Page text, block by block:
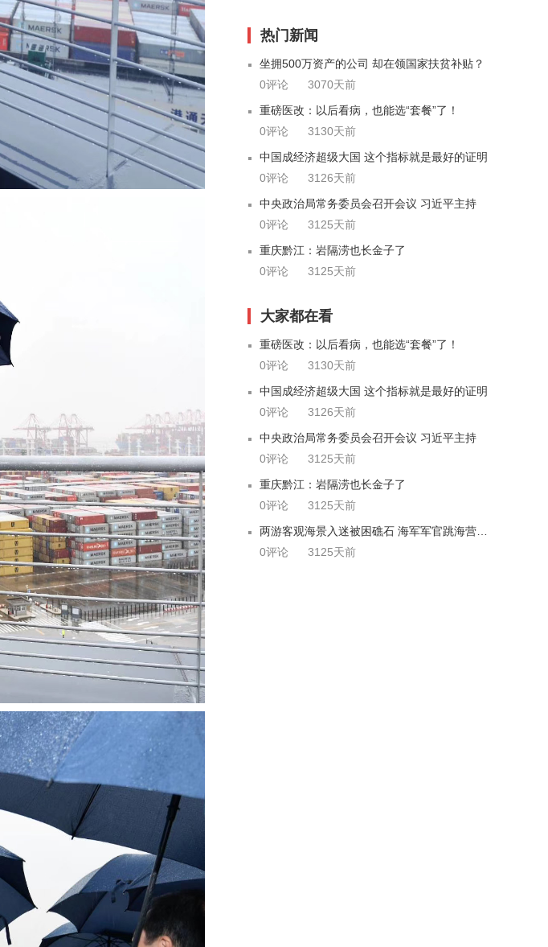
热门新闻
坐拥500万资产的公司 却在领国家扶贫补贴？
0评论
3070天前
重磅医改：以后看病，也能选“套餐”了！
0评论
3130天前
中国成经济超级大国 这个指标就是最好的证明
0评论
3126天前
中央政治局常务委员会召开会议 习近平主持
0评论
3125天前
重庆黔江：岩隔涝也长金子了
0评论
3125天前
大家都在看
重磅医改：以后看病，也能选“套餐”了！
0评论
3130天前
中国成经济超级大国 这个指标就是最好的证明
0评论
3126天前
中央政治局常务委员会召开会议 习近平主持
0评论
3125天前
重庆黔江：岩隔涝也长金子了
0评论
3125天前
0评论
3125天前